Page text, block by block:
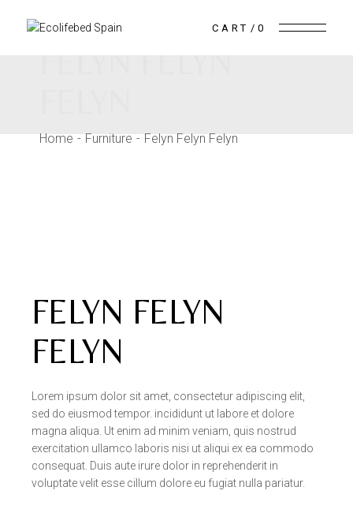
CART 0
FELYN FELYN
Home Furniture Felyn Felyn Felyn
FELYN FELYN
FELYN
Lorem ipsum dolor sit amet, consectetur adipiscing elit,
sed do eiusmod tempor. incididunt ut labore et dolore
magna aliqua. Ut enim ad minim veniam, quis nostrud
exercitation ullamco laboris nisi ut aliqui ex ea commodo
consequat. Duis aute irure dolor in reprehenderit in
voluptate velit esse cillum dolore eu fugiat nulla pariatur.